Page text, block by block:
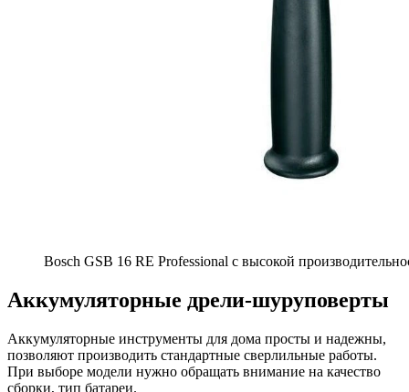
Bosch GSB 16 RE Professional с высокой
Аккумуляторные дрели-шуруповерты
Аккумуляторные инструменты для дома просты и надежны,
позволяют производить стандартные сверлильные работы.
При выборе модели нужно обращать внимание на качество
сборки, тип батареи.